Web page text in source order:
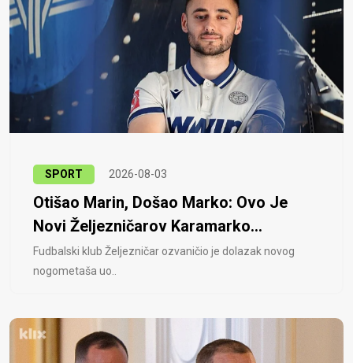
SPORT 2026-08-03
Otišao Marin, Došao Marko: Ovo Je
Novi Željezničarov Karamarko...
Fudbalski klub Željezničar ozvaničio je dolazak novog
nogometaša uo..